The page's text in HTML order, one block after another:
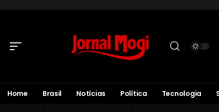
Home Brasil Notícias Política Tecnologia